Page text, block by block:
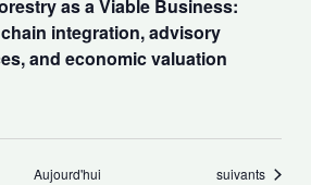
as a Viable Business:
integration, advisory
and economic valuation
Aujourd'hui Évènements
suivants